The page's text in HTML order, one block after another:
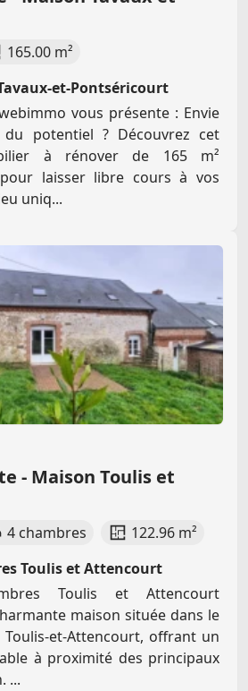
165.00 m²
et-Pontséricourt
vous présente : Envie
potentiel ? Découvrez cet
à rénover de 165 m²
laisser libre cours à vos
uniq...
- Maison Toulis et
4 chambres
122.96 m²
Toulis et Attencourt
Toulis et Attencourt
maison située dans le
et-Attencourt, offrant un
à proximité des principaux
...